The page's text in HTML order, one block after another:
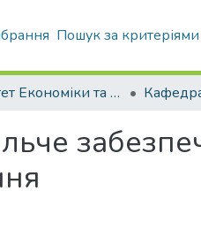
Пошук за критеріями
Факультет Економіки та бізнесу